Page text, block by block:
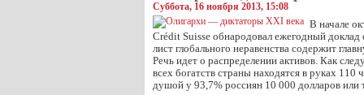
Суббота, 16 ноября 2013, 15:08
В начале
Crédit Suisse обнародовал ежегодный
лист глобального неравенства содержит
Речь идет о распределении активов. Как
всех богатств страны находятся в руках 110
душой у 93,7% россиян 10 000 долларов или